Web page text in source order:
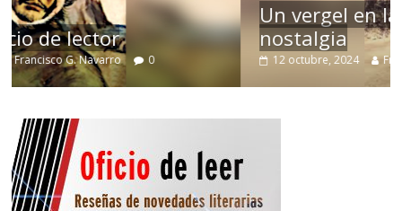
Un vergel en las nieblas de la
nostalgia
12 octubre, 2024 Francisco G. Navarro 0